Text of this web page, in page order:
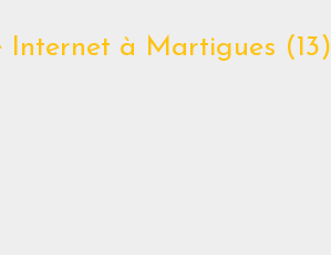
Internet à Martigues (13)